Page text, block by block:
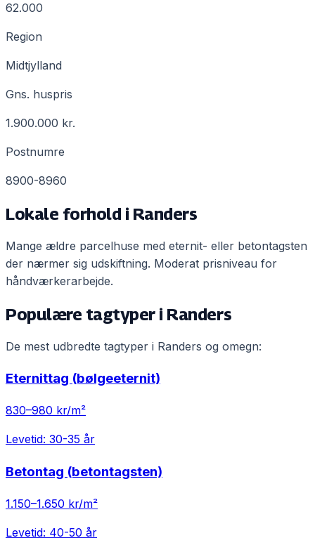
62.000
Region
Midtjylland
Gns. huspris
1.900.000 kr.
Postnumre
8900-8960
Lokale forhold i Randers
Mange ældre parcelhuse med eternit- eller betontagsten
der nærmer sig udskiftning. Moderat prisniveau for
håndværkerarbejde.
Populære tagtyper i Randers
De mest udbredte tagtyper i Randers og omegn:
Eternittag (bølgeeternit)
830–980 kr/m²
Levetid: 30-35 år
Betontag (betontagsten)
1.150–1.650 kr/m²
Levetid: 40-50 år